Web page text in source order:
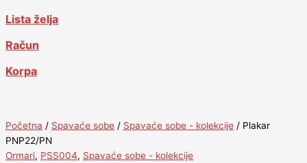
Lista želja
Račun
Korpa
Početna / Spavaće sobe / Spavaće sobe - kolekcije / Plakar
PNP22/PN
Ormari, PSS004, Spavaće sobe - kolekcije